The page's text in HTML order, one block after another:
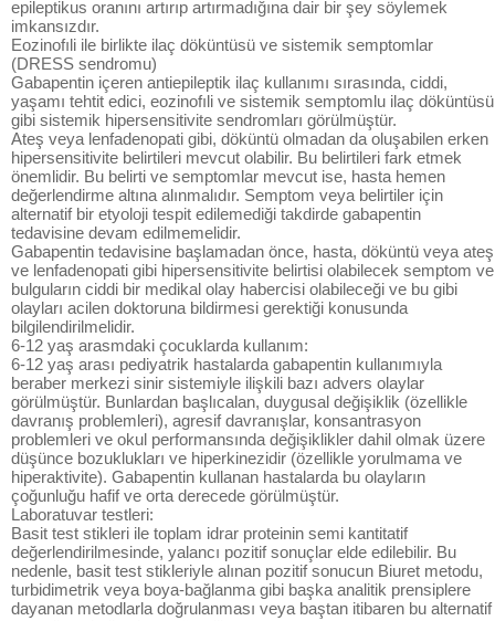
epileptikus oranını artırıp artırmadığına dair bir şey söylemek
imkansızdır.
Eozinofıli ile birlikte ilaç döküntüsü ve sistemik semptomlar
(DRESS sendromu)
Gabapentin içeren antiepileptik ilaç kullanımı sırasında, ciddi,
yaşamı tehtit edici, eozinofıli ve sistemik semptomlu ilaç döküntüsü
gibi sistemik hipersensitivite sendromları görülmüştür.
Ateş veya lenfadenopati gibi, döküntü olmadan da oluşabilen erken
hipersensitivite belirtileri mevcut olabilir. Bu belirtileri fark etmek
önemlidir. Bu belirti ve semptomlar mevcut ise, hasta hemen
değerlendirme altına alınmalıdır. Semptom veya belirtiler için
alternatif bir etyoloji tespit edilemediği takdirde gabapentin
tedavisine devam edilmemelidir.
Gabapentin tedavisine başlamadan önce, hasta, döküntü veya ateş
ve lenfadenopati gibi hipersensitivite belirtisi olabilecek semptom ve
bulguların ciddi bir medikal olay habercisi olabileceği ve bu gibi
olayları acilen doktoruna bildirmesi gerektiği konusunda
bilgilendirilmelidir.
6-12 yaş arasmdaki çocuklarda kullanım:
6-12 yaş arası pediyatrik hastalarda gabapentin kullanımıyla
beraber merkezi sinir sistemiyle ilişkili bazı advers olaylar
görülmüştür. Bunlardan başlıcalan, duygusal değişiklik (özellikle
davranış problemleri), agresif davranışlar, konsantrasyon
problemleri ve okul performansında değişiklikler dahil olmak üzere
düşünce bozuklukları ve hiperkinezidir (özellikle yorulmama ve
hiperaktivite). Gabapentin kullanan hastalarda bu olayların
çoğunluğu hafif ve orta derecede görülmüştür.
Laboratuvar testleri:
Basit test stikleri ile toplam idrar proteinin semi kantitatif
değerlendirilmesinde, yalancı pozitif sonuçlar elde edilebilir. Bu
nedenle, basit test stikleriyle alınan pozitif sonucun Biuret metodu,
turbidimetrik veya boya-bağlanma gibi başka analitik prensiplere
dayanan metodlarla doğrulanması veya baştan itibaren bu alternatif